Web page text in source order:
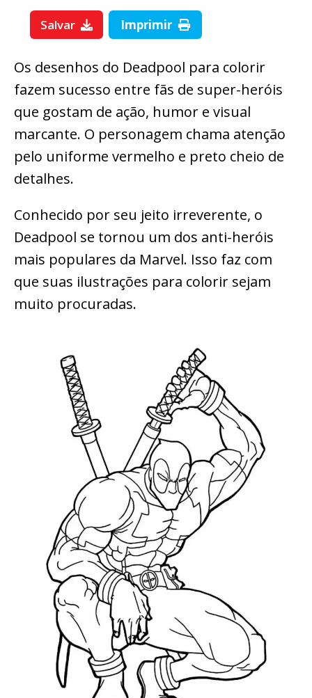
Salvar Imprimir
Os desenhos do Deadpool para colorir
fazem sucesso entre fãs de super-heróis
que gostam de ação, humor e visual
marcante. O personagem chama atenção
pelo uniforme vermelho e preto cheio de
detalhes.
Conhecido por seu jeito irreverente, o
Deadpool se tornou um dos anti-heróis
mais populares da Marvel. Isso faz com
que suas ilustrações para colorir sejam
muito procuradas.